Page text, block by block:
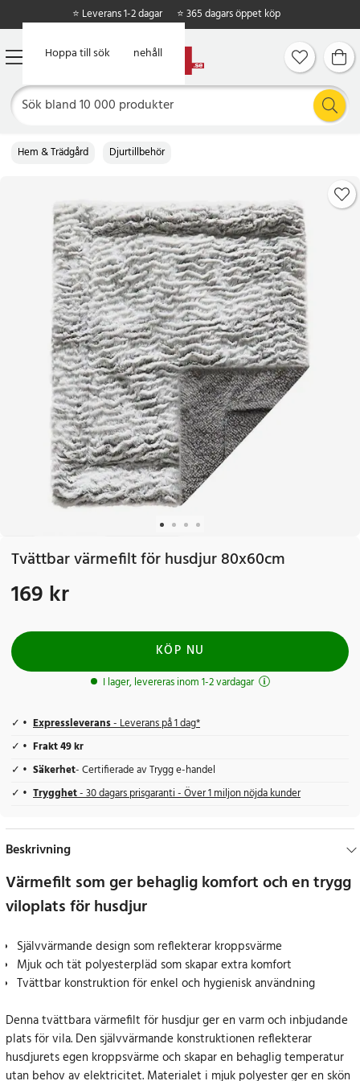
Hoppa till huvudinnehåll
Hoppa till sök
⭐ Leverans 1-2 dagar ⭐ 365 dagars öppet köp
Hem & Trädgård Djurtillbehör
Tvättbar värmefilt för husdjur 80x60cm
Pris:169 kr
169 kr
KÖP NU
I lager, levereras inom 1-2 vardagar
Expressleverans- Leverans på 1 dag*
Frakt 49 kr
Säkerhet- Certifierade av Trygg e-handel
Trygghet- 30 dagars prisgaranti - Över 1 miljon nöjda kunder
Beskrivning
Värmefilt som ger behaglig komfort och en trygg
viloplats för husdjur
Självvärmande design som reflekterar kroppsvärme
Mjuk och tät polyesterpläd som skapar extra komfort
Tvättbar konstruktion för enkel och hygienisk användning
Denna tvättbara värmefilt för husdjur ger en varm och inbjudande
plats för vila. Den självvärmande konstruktionen reflekterar
husdjurets egen kroppsvärme och skapar en behaglig temperatur
utan behov av elektricitet. Materialet i mjuk polyester ger en skön